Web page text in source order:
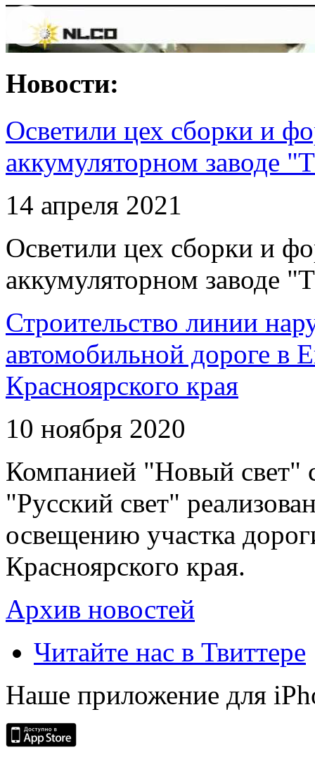
Новости:
Осветили цех сборки и
аккумуляторном заводе
14 апреля 2021
Осветили цех сборки и
аккумуляторном заводе
Строительство линии
автомобильной дороге в
Красноярского края
10 ноября 2020
Компанией "Новый свет"
"Русский свет"
освещению участка
Красноярского края.
Архив новостей
Читайте нас в Твиттере
Наше приложение для